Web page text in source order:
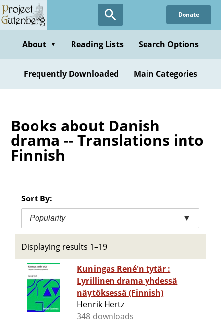
Skip
to
content
Donate
About ▼ Reading Lists Search Options
Frequently Downloaded Main Categories
Books about Danish
drama -- Translations into
Finnish
Sort By:
Popularity ▼
Displaying results 1–19
Kuningas René'n tytär :
Lyrillinen drama yhdessä
näytöksessä (Finnish)
Henrik Hertz
348 downloads